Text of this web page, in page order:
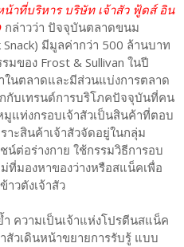
าที่บริหาร บริษัท เจ้าสัว ฟู้ดส์ อิน
กล่าวว่า ปัจจุบันตลาดขนม
มีมูลค่ากว่า 500 ล้านบาท
มของ Frost & Sullivan ในปี
ในตลาดและมีส่วนแบ่งการตลาด
กับเทรนด์การบริโภคปัจจุบันที่คน
แท่งกรอบเจ้าสัวเป็นสินค้าที่ตอบ
ะสินค้าเจ้าสัวจัดอยู่ในกลุ่ม
ต่อร่างกาย ใช้กรรมวิธีการอบ
มองหาของว่างหรือสแน็คเพื่อ
วตังเจ้าสัว
ความเป็นเจ้าแห่งโปรตีนสแน็ค
สัวเดินหน้าขยายการรับรู้ แบบ